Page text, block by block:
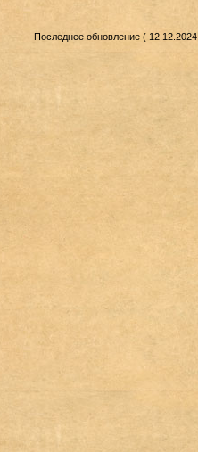
Последнее обновление ( 12.12.2024